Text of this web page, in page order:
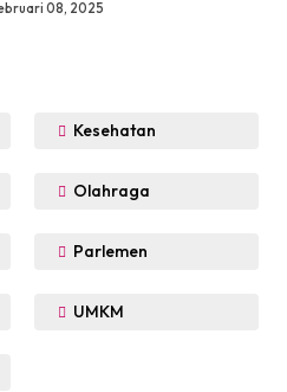
08, 2025
Kesehatan
Olahraga
Parlemen
UMKM